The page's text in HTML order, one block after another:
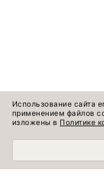
Использование сайта
применением файлов
изложены в Политике